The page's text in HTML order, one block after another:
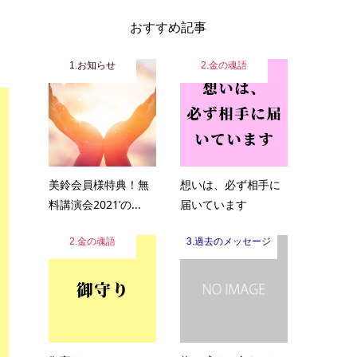
おすすめ記事
1.お知らせ
美鈴会員様特典！無
料講演会2021’の...
2.金の魂語
想いは、必ず相手に
届いています
2.金の魂語 3.過去のメッセージ